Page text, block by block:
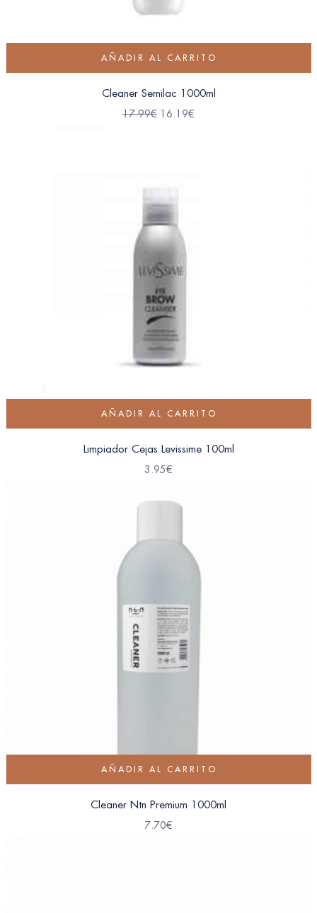
AÑADIR AL CARRITO
Cleaner Semilac 1000ml
17.99€ 16.19€
AÑADIR AL CARRITO
Limpiador Cejas Levissime 100ml
3.95€
AÑADIR AL CARRITO
Cleaner Ntn Premium 1000ml
7.70€